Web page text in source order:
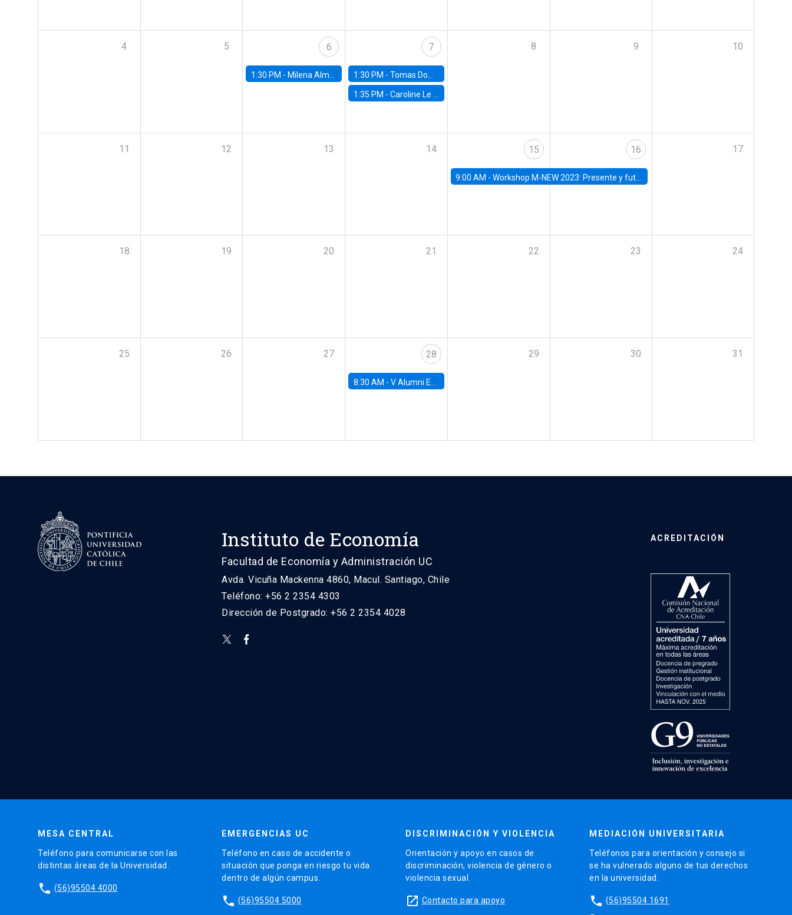
4 5 6
1:30 PM - Milena Almagro, University of ChicagoChicago Booth School of Business
7
1:30 PM -Tomas Dominguez-Iino, Chicago Booth School of Business
1:35 PM -Caroline Le Pennec, HEC Montréal
8 9 10
11 12 13 14 15
9:00 AM - Workshop M-NEW 2023: Presente y futuro del trabajo y el rol de las nuevas tecnologías
16 17
18 19 20 21 22 23 24
25 26 27 28
8:30 AM -V Alumni Economics Workshop
29 30 31
Instituto de Economía
Facultad de Economía y Administración UC
Avda. Vicuña Mackenna 4860, Macul. Santiago, Chile
Teléfono: +56 2 2354 4303
Dirección de Postgrado: +56 2 2354 4028
ACREDITACIÓN
MESA CENTRAL
Teléfono para comunicarse con las
distintas áreas de la Universidad.
phone (56)95504 4000
EMERGENCIAS UC
Teléfono en caso de accidente o
situación que ponga en riesgo tu vida
dentro de algún campus.
phone (56)95504 5000
DISCRIMINACIÓN Y VIOLENCIA
Orientación y apoyo en casos de
discriminación, violencia de género o
violencia sexual.
launch Contacto para apoyo
MEDIACIÓN UNIVERSITARIA
Teléfonos para orientación y consejo si
se ha vulnerado alguno de tus derechos
en la universidad.
phone (56)95504 1691